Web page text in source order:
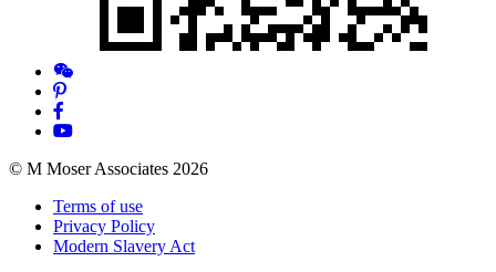
© M Moser Associates 2026
Terms of use
Privacy Policy
Modern Slavery Act